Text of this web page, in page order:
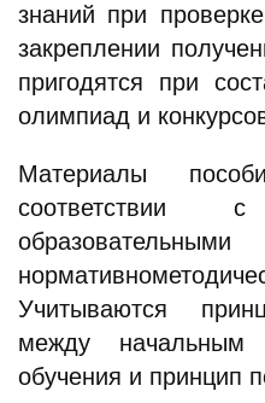
знаний при
закреплении
пригодятся при
олимпиад и
Материалы
соответствии с
Учитываются
между
обучения и принцип